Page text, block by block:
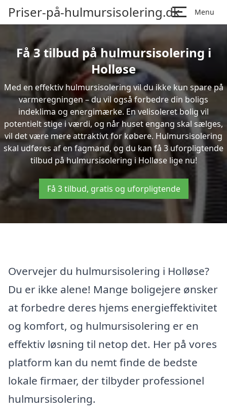
Priser-på-hulmursisolering.dk Menu
Få 3 tilbud på hulmursisolering i
Holløse
Med en effektiv hulmursisolering vil du ikke kun spare på
varmeregningen – du vil også forbedre din boligs
indeklima og energimærke. En velisoleret bolig vil
potentielt stige i værdi, og når huset engang skal sælges,
vil det være mere attraktivt for købere. Hulmursisolering
skal udføres af en fagmand, og du kan få 3 uforpligtende
tilbud på hulmursisolering i Holløse lige nu!
Få 3 tilbud, gratis og uforpligtende
Overvejer du hulmursisolering i Holløse?
Du er ikke alene! Mange boligejere ønsker
at forbedre deres hjems energieffektivitet
og komfort, og hulmursisolering er en
effektiv løsning til netop det. Her på vores
platform kan du nemt finde de bedste
lokale firmaer, der tilbyder professionel
hulmursisolering.